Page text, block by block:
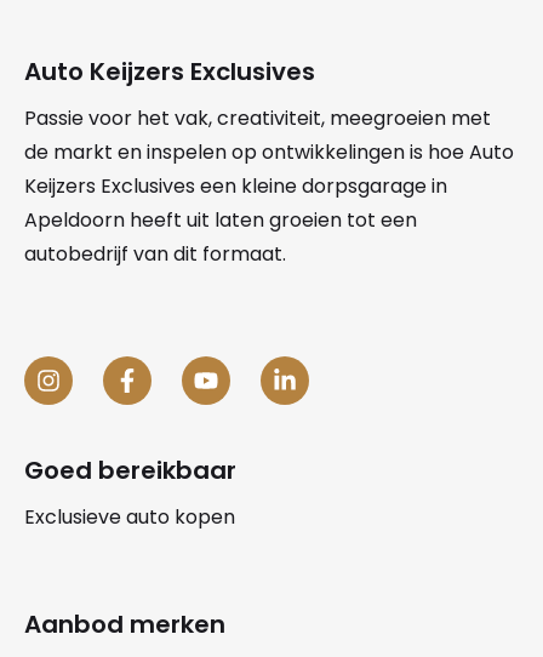
Auto Keijzers Exclusives
Passie voor het vak, creativiteit, meegroeien met
de markt en inspelen op ontwikkelingen is hoe Auto
Keijzers Exclusives een kleine dorpsgarage in
Apeldoorn heeft uit laten groeien tot een
autobedrijf van dit formaat.
Goed bereikbaar
Exclusieve auto kopen
Aanbod merken